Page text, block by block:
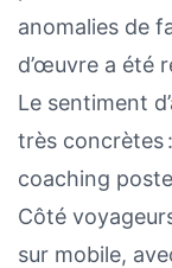
anomalies de
d’œuvre a été
Le sentiment
très concrètes
coaching
Côté
sur mobile,